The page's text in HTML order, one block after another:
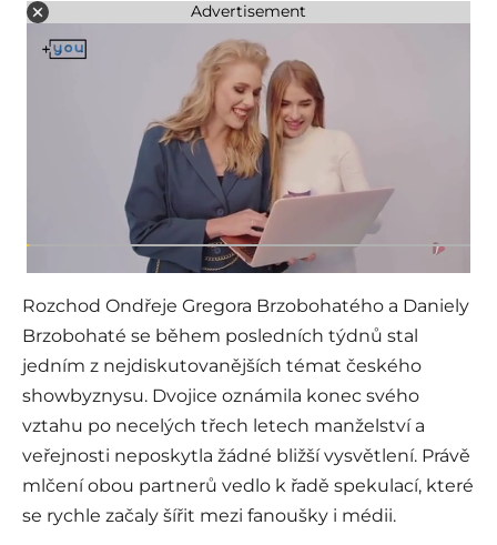
Advertisement
Rozchod Ondřeje Gregora Brzobohatého a Daniely
Brzobohaté se během posledních týdnů stal
jedním z nejdiskutovanějších témat českého
showbyznysu. Dvojice oznámila konec svého
vztahu po necelých třech letech manželství a
veřejnosti neposkytla žádné bližší vysvětlení. Právě
mlčení obou partnerů vedlo k řadě spekulací, které
se rychle začaly šířit mezi fanoušky i médii.